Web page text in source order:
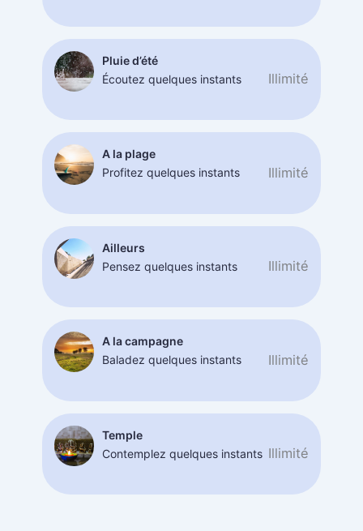
Pluie d’été
Écoutez quelques instants
Illimité
A la plage
Profitez quelques instants
Illimité
Ailleurs
Pensez quelques instants
Illimité
A la campagne
Baladez quelques instants
Illimité
Temple
Contemplez quelques instants Illimité